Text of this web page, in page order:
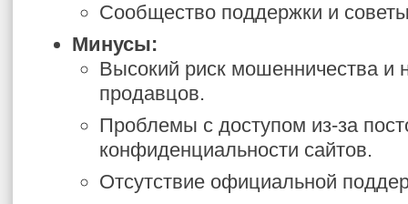
Сообщество поддержки и
Минусы:
Высокий риск мошенничества и
продавцов.
Проблемы с доступом из-за
конфиденциальности сайтов.
Отсутствие официальной